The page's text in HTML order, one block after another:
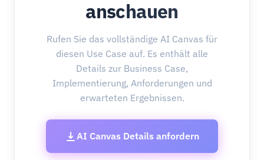
anschauen
Rufen Sie das vollständige AI Canvas für
diesen Use Case auf. Es enthält alle
Details zur Business Case,
Implementierung, Anforderungen und
erwarteten Ergebnissen.
AI Canvas Details anfordern